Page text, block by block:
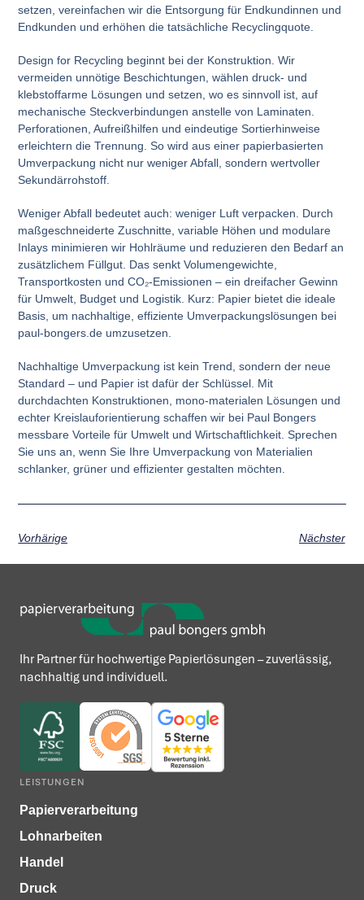
setzen, vereinfachen wir die Entsorgung für Endkundinnen und
Endkunden und erhöhen die tatsächliche Recyclingquote.
Design for Recycling beginnt bei der Konstruktion. Wir
vermeiden unnötige Beschichtungen, wählen druck- und
klebstoffarme Lösungen und setzen, wo es sinnvoll ist, auf
mechanische Steckverbindungen anstelle von Laminaten.
Perforationen, Aufreißhilfen und eindeutige Sortierhinweise
erleichtern die Trennung. So wird aus einer papierbasierten
Umverpackung nicht nur weniger Abfall, sondern wertvoller
Sekundärrohstoff.
Weniger Abfall bedeutet auch: weniger Luft verpacken. Durch
maßgeschneiderte Zuschnitte, variable Höhen und modulare
Inlays minimieren wir Hohlräume und reduzieren den Bedarf an
zusätzlichem Füllgut. Das senkt Volumengewichte,
Transportkosten und CO₂-Emissionen – ein dreifacher Gewinn
für Umwelt, Budget und Logistik. Kurz: Papier bietet die ideale
Basis, um nachhaltige, effiziente Umverpackungslösungen bei
paul-bongers.de umzusetzen.
Nachhaltige Umverpackung ist kein Trend, sondern der neue
Standard – und Papier ist dafür der Schlüssel. Mit
durchdachten Konstruktionen, mono-materialen Lösungen und
echter Kreislauforientierung schaffen wir bei Paul Bongers
messbare Vorteile für Umwelt und Wirtschaftlichkeit. Sprechen
Sie uns an, wenn Sie Ihre Umverpackung von Materialien
schlanker, grüner und effizienter gestalten möchten.
Vorhärige Nächster
Ihr Partner für hochwertige Papierlösungen – zuverlässig,
nachhaltig und individuell.
LEISTUNGEN
Papierverarbeitung
Lohnarbeiten
Handel
Druck